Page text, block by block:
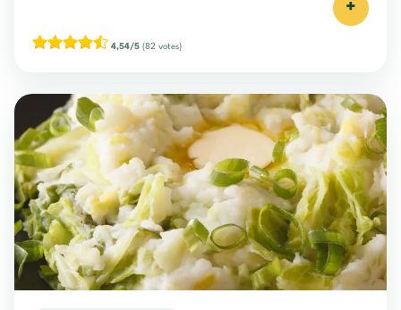
+
4,54/5 (82 votes)